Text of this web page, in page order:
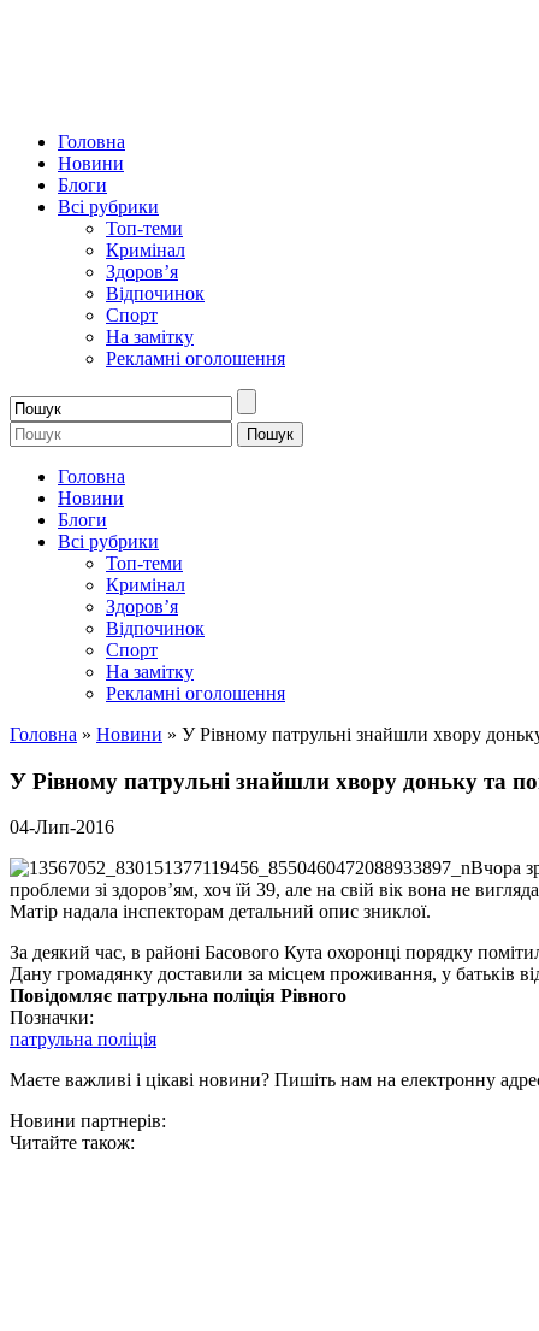
Головна
Новини
Блоги
Всі рубрики
Топ-теми
Кримінал
Здоров’я
Відпочинок
Спорт
На замітку
Рекламні оголошення
Головна
Новини
Блоги
Всі рубрики
Топ-теми
Кримінал
Здоров’я
Відпочинок
Спорт
На замітку
Рекламні оголошення
Головна » Новини » У Рівному патрульні знайшли хвору
У Рівному патрульні знайшли хвору доньку та
04-Лип-2016
Вчора
проблеми зі здоров’ям, хоч їй 39, але на свій вік вона не
Матір надала інспекторам детальний опис зниклої.
За деякий час, в районі Басового Кута охоронці порядку
Дану громадянку доставили за місцем проживання, у батьків
Повідомляє патрульна поліція Рівного
Позначки:
патрульна поліція
Маєте важливі і цікаві новини? Пишіть нам на електронну
Новини партнерів:
Читайте також: